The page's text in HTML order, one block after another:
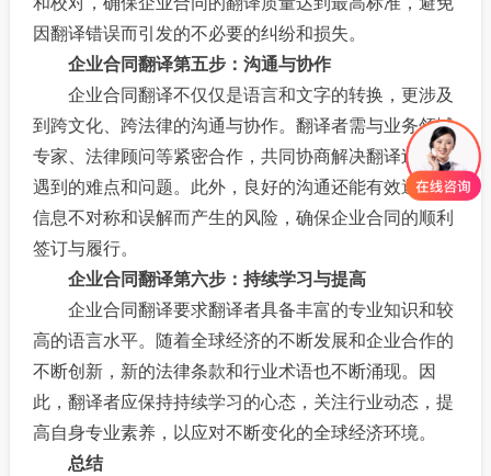
因翻译错误而引发的不必要的纠纷和损失。
企业合同翻译第五步：沟通与协作
企业合同翻译不仅仅是语言和文字的转换，更涉及
到跨文化、跨法律的沟通与协作。翻译者需与业务领域
专家、法律顾问等紧密合作，共同协商解决翻译过程中
遇到的难点和问题。此外，良好的沟通还能有效避免因
信息不对称和误解而产生的风险，确保企业合同的顺利
签订与履行。
企业合同翻译第六步：持续学习与提高
企业合同翻译要求翻译者具备丰富的专业知识和较
高的语言水平。随着全球经济的不断发展和企业合作的
不断创新，新的法律条款和行业术语也不断涌现。因
此，翻译者应保持持续学习的心态，关注行业动态，提
高自身专业素养，以应对不断变化的全球经济环境。
总结